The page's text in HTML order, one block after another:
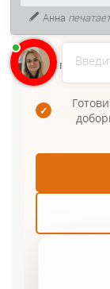
✓
✓
✓
Анна